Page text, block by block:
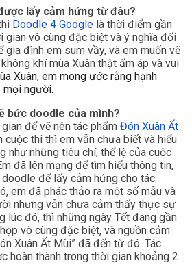
lấy cảm hứng từ đâu?
Doodle 4 Google là thời điểm gần
gian vô cùng đặc biệt và ý nghĩa đối
đình em sum vầy, và em muốn vẽ
khí mùa Xuân thật ấm áp và vui
Xuân, em mong ước rằng hạnh
mọi người.
bức doodle của mình?
để vẽ nên tác phẩm Đón Xuân Ất
cuộc thi thì em vẫn chưa biết và hiểu
như những tiêu chí, thể lệ của cuộc
đã lên mạng để tìm hiểu thông tin,
để lấy cảm hứng cho tác
em đã phác thảo ra một số mẫu và
nhưng vẫn chưa cảm thấy thực sự
lúc đó, thì những ngày Tết đang gần
vô cùng đặc biệt, và nguồn cảm
Xuân Ất Mùi” đã đến từ đó. Tác
hoàn thành trong thời gian khoảng 2